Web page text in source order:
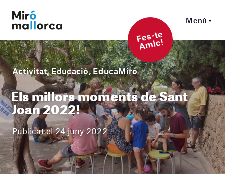
Menú
F
es-t
e
A
mi
c!
Activitat,Educació,EducaMiró
Els millors moments de Sant
Joan 2022!
Publicat el 24 juny 2022